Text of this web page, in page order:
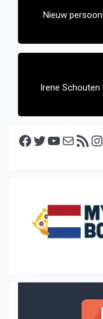
Nieuw
Irene
Facebook Twitter YouTube E-mail RSS feed